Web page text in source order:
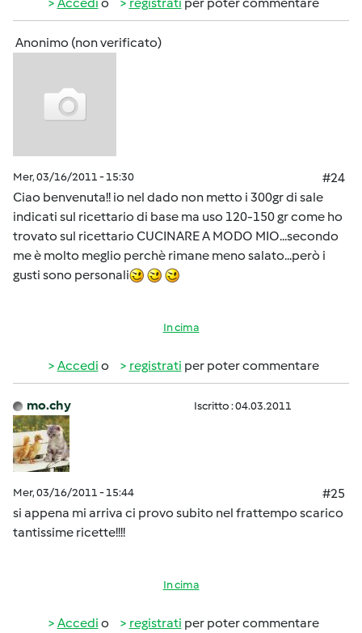
Anonimo (non verificato)
Mer, 03/16/2011 - 15:30
#24
Ciao benvenuta!! io nel dado non metto i 300gr di sale
indicati sul ricettario di base ma uso 120-150 gr come ho
trovato sul ricettario CUCINARE A MODO MIO...secondo
me è molto meglio perchè rimane meno salato...però i
gusti sono personali
In cima
Accedi o registrati per poter commentare
mo.chy Iscritto : 04.03.2011
Mer, 03/16/2011 - 15:44
#25
si appena mi arriva ci provo subito nel frattempo scarico
tantissime ricette!!!!
In cima
Accedi o registrati per poter commentare